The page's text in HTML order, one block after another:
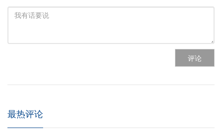
评论
最热评论